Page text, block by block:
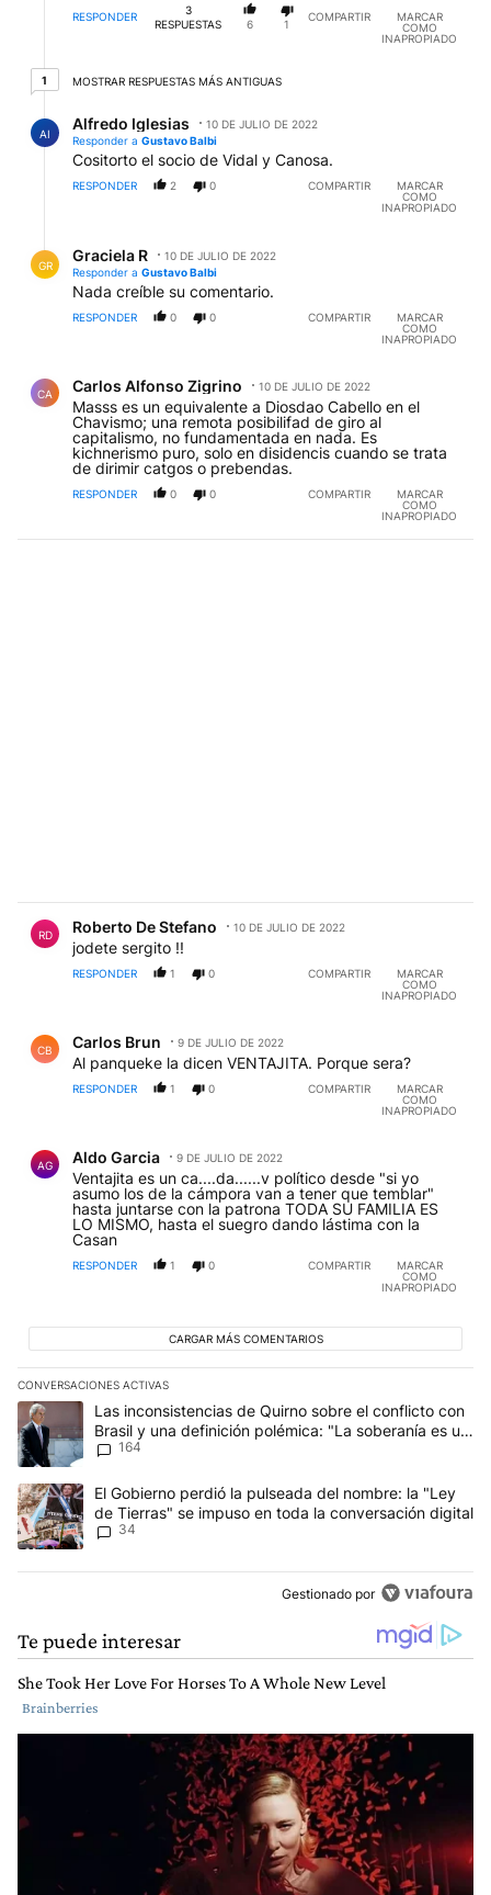
RESPONDER
3
RESPUESTAS
6 1
COMPARTIR
MARCAR
COMO
INAPROPIADO
11 respuesta más antiguas
MOSTRAR RESPUESTAS MÁS ANTIGUAS
AI
Alfredo Iglesias
10 DE JULIO DE 2022
Responder a Gustavo Balbi
Cositorto el socio de Vidal y Canosa.
RESPONDER 2 0 COMPARTIR
MARCAR
COMO
INAPROPIADO
GR
Graciela R
10 DE JULIO DE 2022
Responder a Gustavo Balbi
Nada creíble su comentario.
RESPONDER 0 0 COMPARTIR
MARCAR
COMO
INAPROPIADO
CA Carlos Alfonso Zigrino 10 DE JULIO DE 2022
Masss es un equivalente a Diosdao Cabello en el
Chavismo; una remota posibilifad de giro al
capitalismo, no fundamentada en nada. Es
kichnerismo puro, solo en disidencis cuando se trata
de dirimir catgos o prebendas.
RESPONDER 0 0 COMPARTIR
MARCAR
COMO
INAPROPIADO
RD Roberto De Stefano 10 DE JULIO DE 2022
jodete sergito !!
RESPONDER 1 0 COMPARTIR
MARCAR
COMO
INAPROPIADO
CB Carlos Brun 9 DE JULIO DE 2022
Al panqueke la dicen VENTAJITA. Porque sera?
RESPONDER 1 0 COMPARTIR
MARCAR
COMO
INAPROPIADO
AG Aldo Garcia 9 DE JULIO DE 2022
Ventajita es un ca....da......v político desde "si yo
asumo los de la cámpora van a tener que temblar"
hasta juntarse con la patrona TODA SU FAMILIA ES
LO MISMO, hasta el suegro dando lástima con la
Casan
RESPONDER 1 0 COMPARTIR
MARCAR
COMO
INAPROPIADO
CARGAR MÁS COMENTARIOS
CONVERSACIONES ACTIVAS
Este listado muestra los artículos con más comentarios en los
Un artículo de tendencia con el título "Las inconsistencias de
Las inconsistencias de Quirno sobre el conflicto con
Brasil y una definición polémica: "La soberanía es un
concepto antiguo"
164
Un artículo de tendencia con el título "El Gobierno perdió la
El Gobierno perdió la pulseada del nombre: la "Ley
de Tierras" se impuso en toda la conversación digital
34
Gestionado por